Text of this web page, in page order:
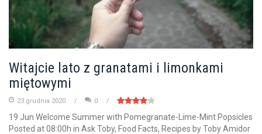
Witajcie lato z granatami i limonkami
miętowymi
23 grudnia 2020 0
19 Jun Welcome Summer with Pomegranate-Lime-Mint Popsicles
Posted at 08:00h in Ask Toby, Food Facts, Recipes by Toby Amidor